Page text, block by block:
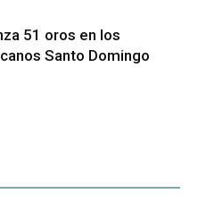
51 oros en los
Santo Domingo